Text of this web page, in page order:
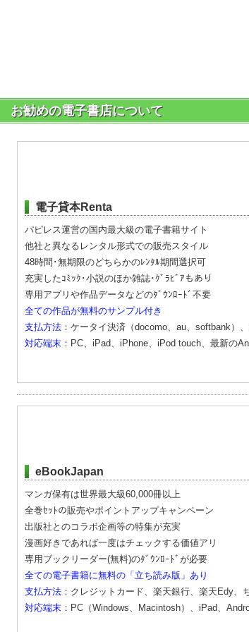
お勧めの電子書店について
電子貸本Renta
パピレス運営の国内最大級の電子書籍サイト
他社と異なるレンタル形式での販売スタイル
48時間･無期限のどちらかのﾚﾝﾀﾙ期間選択可
充実したｺﾐｯｸ･小説のほか雑誌･ｸﾞﾗﾋﾞｱもあり
専用アプリや作品データなどのﾀﾞｳﾝﾛｰﾄﾞ不要
全ての作品が無料のサンプル付き
支払方法 ：ケータイ決済（docomo、au、softbank）
対応端末 ：PC、iPad、iPhone、iPod touch、最新の
eBookJapan
マンガ保有は世界最大級60,000冊以上
全巻ｾｯﾄの販売やポイントアップキャンペーン
出版社とのコラボ企画等の特集が充実
漫画好きであれば一度はチェックする価値アリ
専用ブックリーダー(無料)のﾀﾞｳﾝﾛｰﾄﾞが必要
全ての電子書籍に無料の「立ち読み版」あり
支払方法 ：クレジットカード、楽天銀行、楽天Edy、
対応端末 ：PC（Windows、Macintosh）、iPad、